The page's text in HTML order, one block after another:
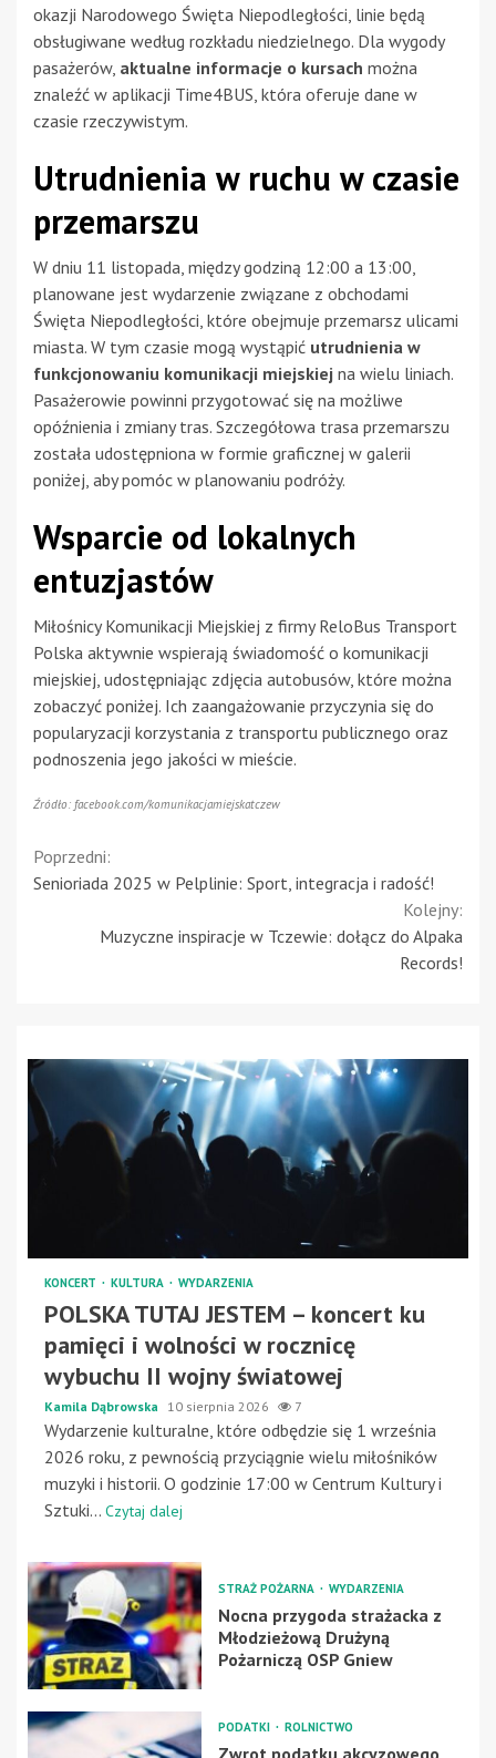
okazji Narodowego Święta Niepodległości, linie będą
obsługiwane według rozkładu niedzielnego. Dla wygody
pasażerów, aktualne informacje o kursach można
znaleźć w aplikacji Time4BUS, która oferuje dane w
czasie rzeczywistym.
Utrudnienia w ruchu w czasie
przemarszu
W dniu 11 listopada, między godziną 12:00 a 13:00,
planowane jest wydarzenie związane z obchodami
Święta Niepodległości, które obejmuje przemarsz ulicami
miasta. W tym czasie mogą wystąpić utrudnienia w
funkcjonowaniu komunikacji miejskiej na wielu liniach.
Pasażerowie powinni przygotować się na możliwe
opóźnienia i zmiany tras. Szczegółowa trasa przemarszu
została udostępniona w formie graficznej w galerii
poniżej, aby pomóc w planowaniu podróży.
Wsparcie od lokalnych
entuzjastów
Miłośnicy Komunikacji Miejskiej z firmy ReloBus Transport
Polska aktywnie wspierają świadomość o komunikacji
miejskiej, udostępniając zdjęcia autobusów, które można
zobaczyć poniżej. Ich zaangażowanie przyczynia się do
popularyzacji korzystania z transportu publicznego oraz
podnoszenia jego jakości w mieście.
Źródło: facebook.com/komunikacjamiejskatczew
Continue
Poprzedni:
Senioriada 2025 w Pelplinie: Sport, integracja i radość!
Kolejny:
Muzyczne inspiracje w Tczewie: dołącz do Alpaka
Records!
KONCERT KULTURA WYDARZENIA
POLSKA TUTAJ JESTEM – koncert ku
pamięci i wolności w rocznicę
wybuchu II wojny światowej
Kamila Dąbrowska 10 sierpnia 2026 7
Wydarzenie kulturalne, które odbędzie się 1 września
2026 roku, z pewnością przyciągnie wielu miłośników
muzyki i historii. O godzinie 17:00 w Centrum Kultury i
Sztuki... Czytaj dalej
STRAŻ POŻARNA WYDARZENIA
Nocna przygoda strażacka z
Młodzieżową Drużyną
Pożarniczą OSP Gniew
PODATKI ROLNICTWO
Zwrot podatku akcyzowego